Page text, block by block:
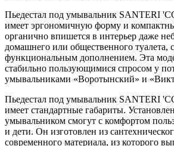
Пьедестал под умывальник SANTERI
имеет эргономичную форму и
органично впишется в интерьер даже
домашнего или общественного туалета,
функциональным дополнением. Эта
стабильно пользующимися спросом у
умывальниками «Воротынский» и
Пьедестал под умывальник SANTERI
имеет стандартные габариты.
умывальником смогут с комфортом
и дети. Он изготовлен из
современного материала, из которого